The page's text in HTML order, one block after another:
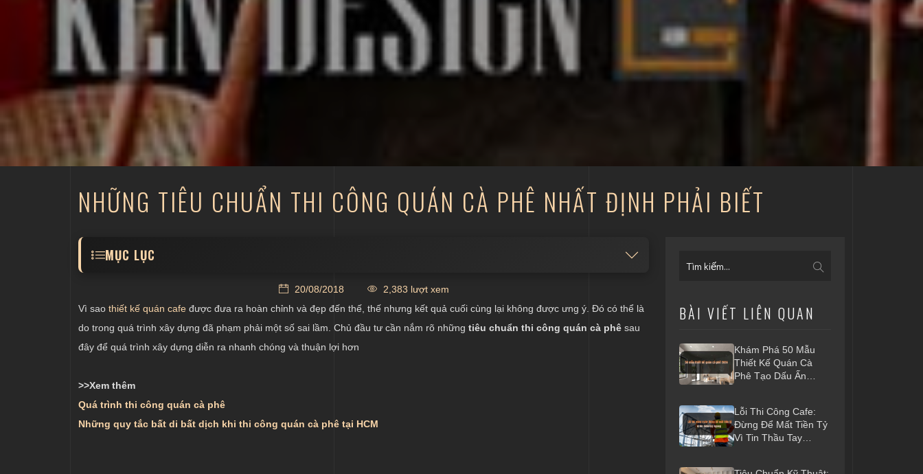
NHỮNG TIÊU CHUẨN THI CÔNG QUÁN CÀ PHÊ NHẤT ĐỊNH PHẢI BIẾT
MỤC LỤC
Cân đối các khu vực trong quán cà phê
Đảm bảo chất lượng cho quán cà phê
20/08/2018
2,383 lượt xem
Vì sao thiết kế quán cafe được đưa ra hoàn chỉnh và đẹp đến thế, thế nhưng kết quả cuối cùng lại không được ưng ý. Đó có thể là
do trong quá trình xây dựng đã phạm phải một số sai lầm. Chủ đầu tư cần nắm rõ những tiêu chuẩn thi công quán cà phê sau
đây để quá trình xây dựng diễn ra nhanh chóng và thuận lợi hơn
>>Xem thêm
Quá trình thi công quán cà phê
Những quy tắc bất di bất dịch khi thi công quán cà phê tại HCM
BÀI VIẾT LIÊN QUAN
Khám Phá 50 Mẫu
Thiết Kế Quán Cà
Phê Tạo Dấu Ấn
Lỗi Thi Công Cafe:
Đừng Để Mất Tiền Tỷ
Vì Tin Thầu Tay